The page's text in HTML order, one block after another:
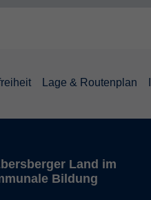
Lage & Routenplan
Land im
Bildung